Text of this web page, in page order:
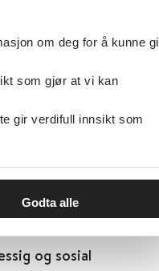
om deg for å kunne gi
som gjør at vi kan
gir verdifull innsikt som
Godta alle
og sosial
og sosial